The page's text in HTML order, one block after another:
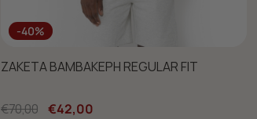
-40%
ΖΑΚΕΤΑ ΒΑΜΒΑΚΕΡΗ REGULAR FIT
€70,00 €42,00